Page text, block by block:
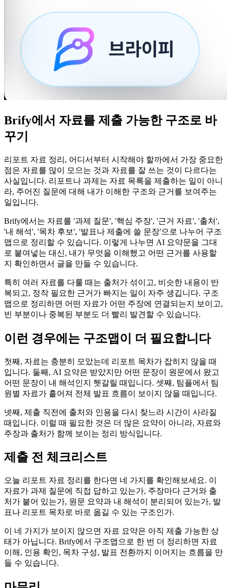
Brify에서 자료를 제출 가능한 구조로 바
꾸기
리포트 자료 정리, 어디서부터 시작해야 할까에서 가장 중요한
점은 자료를 많이 모으는 것과 자료를 잘 쓰는 것이 다르다는
사실입니다. 리포트나 과제는 자료 목록을 제출하는 일이 아니
라, 주어진 질문에 대해 내가 이해한 구조와 근거를 보여주는
일입니다.
Brify에서는 자료를 '과제 질문', '핵심 주장', '근거 자료', '출처',
'내 해석', '목차 후보', '발표나 제출에 쓸 문장'으로 나누어 구조
맵으로 정리할 수 있습니다. 이렇게 나누면 AI 요약문을 그대
로 붙여넣는 대신, 내가 무엇을 이해했고 어떤 근거를 사용할
지 확인하면서 글을 만들 수 있습니다.
특히 여러 자료를 다룰 때는 출처가 섞이고, 비슷한 내용이 반
복되고, 정작 필요한 근거가 빠지는 일이 자주 생깁니다. 구조
맵으로 정리하면 어떤 자료가 어떤 주장에 연결되는지 보이고,
빈 부분이나 중복된 부분도 더 빨리 발견할 수 있습니다.
이런 경우에는 구조맵이 더 필요합니다
첫째, 자료는 충분히 모았는데 리포트 목차가 잡히지 않을 때
입니다. 둘째, AI 요약은 받았지만 어떤 문장이 원문에서 왔고
어떤 문장이 내 해석인지 헷갈릴 때입니다. 셋째, 팀플에서 팀
원별 자료가 흩어져 전체 발표 흐름이 보이지 않을 때입니다.
넷째, 제출 직전에 출처와 인용을 다시 찾느라 시간이 사라질
때입니다. 이럴 때 필요한 것은 더 많은 요약이 아니라, 자료와
주장과 출처가 함께 보이는 정리 방식입니다.
제출 전 체크리스트
오늘 리포트 자료 정리를 한다면 네 가지를 확인해보세요. 이
자료가 과제 질문에 직접 답하고 있는가, 주장마다 근거와 출
처가 붙어 있는가, 원문 요약과 내 해석이 분리되어 있는가, 발
표나 리포트 목차로 바로 옮길 수 있는 구조인가.
이 네 가지가 보이지 않으면 자료 요약은 아직 제출 가능한 상
태가 아닙니다. Brify에서 구조맵으로 한 번 더 정리하면 자료
이해, 인용 확인, 목차 구성, 발표 전환까지 이어지는 흐름을 만
들 수 있습니다.